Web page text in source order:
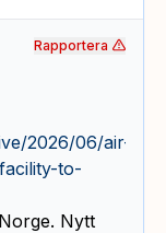
2026/06/air-
to-
Nytt
Rapportera